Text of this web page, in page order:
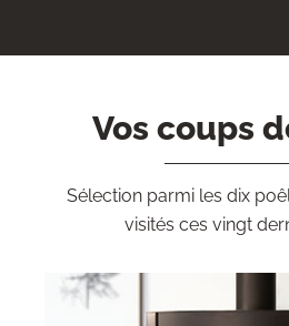
Vos coups
Sélection parmi les dix
visités ces vingt